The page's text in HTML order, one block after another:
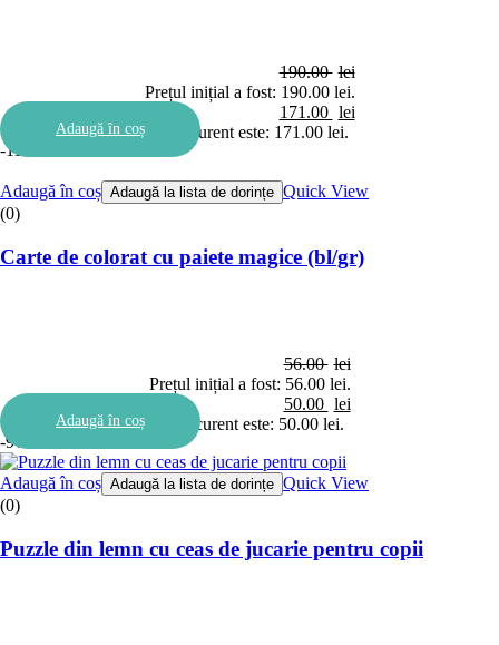
190.00 lei
Prețul inițial a fost: 190.00 lei.
171.00 lei
Prețul curent este: 171.00 lei.
Adaugă în coș
-11%
Adaugă în coș Adaugă la lista de dorințe Quick View
(0)
Carte de colorat cu paiete magice (bl/gr)
56.00 lei
Prețul inițial a fost: 56.00 lei.
50.00 lei
Prețul curent este: 50.00 lei.
Adaugă în coș
-9%
Adaugă în coș Adaugă la lista de dorințe Quick View
(0)
Puzzle din lemn cu ceas de jucarie pentru copii